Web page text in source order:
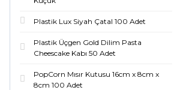
Plastik Lux Siyah Çatal 100 Adet
Plastik Üçgen Gold Dilim Pasta
Cheescake Kabı 50 Adet
PopCorn Mısır Kutusu 16cm x 8cm x
8cm 100 Adet